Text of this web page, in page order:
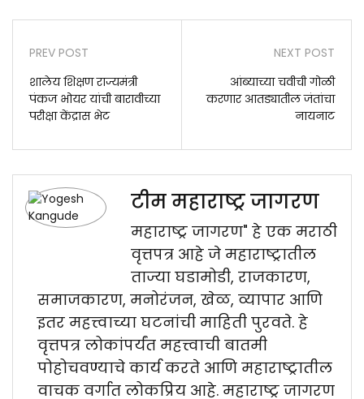
PREV POST
शालेय शिक्षण राज्यमंत्री
पंकज भोयर यांची बारावीच्या
परीक्षा केंद्रास भेट
NEXT POST
आंब्याच्या चवीची गोळी
करणार आतड्यातील जंतांचा
नायनाट
टीम महाराष्ट्र जागरण
महाराष्ट्र जागरण" हे एक मराठी
वृत्तपत्र आहे जे महाराष्ट्रातील
ताज्या घडामोडी, राजकारण,
समाजकारण, मनोरंजन, खेळ, व्यापार आणि
इतर महत्त्वाच्या घटनांची माहिती पुरवते. हे
वृत्तपत्र लोकांपर्यंत महत्त्वाची बातमी
पोहोचवण्याचे कार्य करते आणि महाराष्ट्रातील
वाचक वर्गात लोकप्रिय आहे. महाराष्ट्र जागरण